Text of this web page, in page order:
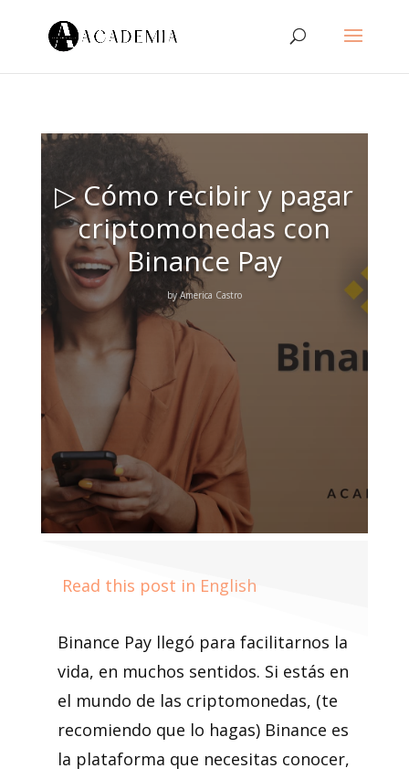
▷ Cómo recibir y pagar
criptomonedas con
Binance Pay
byAmerica Castro
Read this post in English
Binance Pay llegó para facilitarnos la
vida, en muchos sentidos. Si estás en
el mundo de las criptomonedas, (te
recomiendo que lo hagas) Binance es
la plataforma que necesitas conocer,